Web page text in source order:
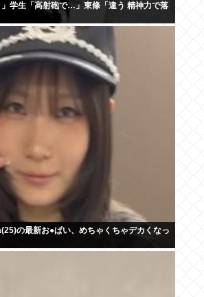
学生「高射砲で…」東條「違う 精神力で落
の最新お●ぱい、めちゃくちゃデカくなっ